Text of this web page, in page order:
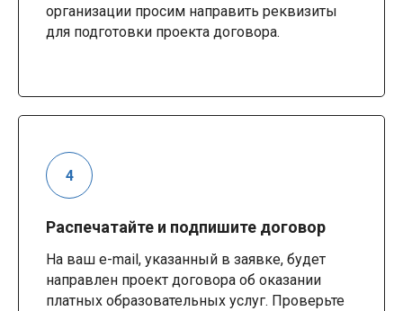
организации просим направить реквизиты
для подготовки проекта договора.
Распечатайте и подпишите договор
На ваш e-mail, указанный в заявке, будет
направлен проект договора об оказании
платных образовательных услуг. Проверьте